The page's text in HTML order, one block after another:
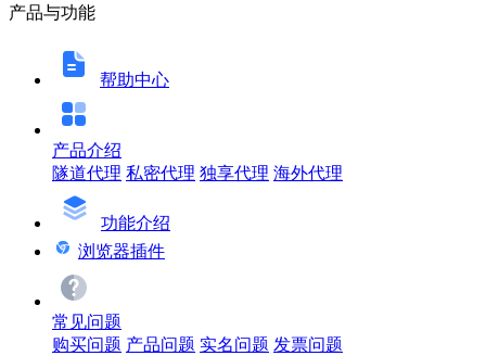
产品与功能
帮助中心
产品介绍
隧道代理 私密代理 独享代理 海外代理
功能介绍
浏览器插件
常见问题
购买问题 产品问题 实名问题 发票问题